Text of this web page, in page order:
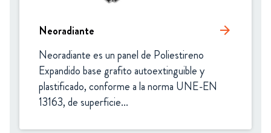
Neoradiante arrow_forward
Neoradiante es un panel de Poliestireno
Expandido base grafito autoextinguible y
plastificado, conforme a la norma UNE-EN
13163, de superficie...